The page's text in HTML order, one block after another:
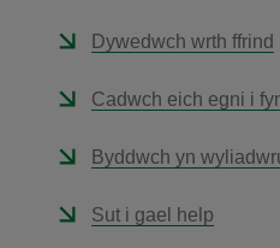
Dywedwch wrth ffrind
Cadwch eich egni i
Byddwch yn
Sut i gael help